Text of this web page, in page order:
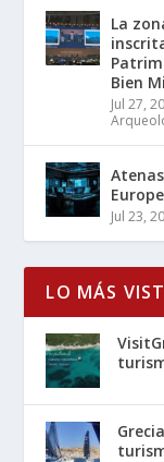
La
Bien
Jul 27,
Jul 23,
LO MÁS